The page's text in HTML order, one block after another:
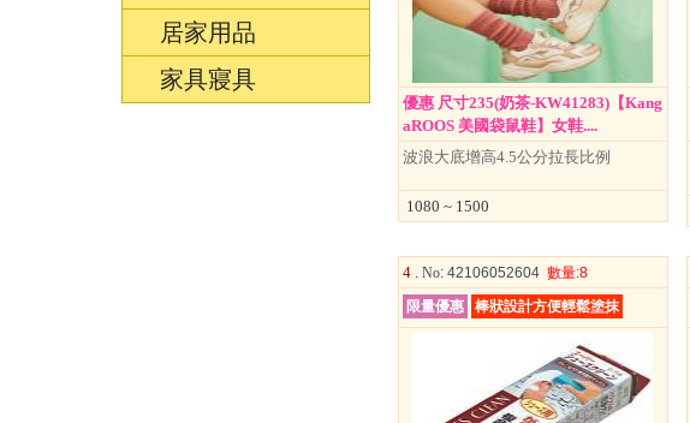
居家用品
家具寢具
優惠 尺寸235(奶茶-KW41283)【Kang
aROOS 美國袋鼠鞋】女鞋....
波浪大底增高4.5公分拉長比例
1080 ~ 1500
4 .No: 42106052604 數量:8
限量優惠
棒狀設計方便輕鬆塗抹